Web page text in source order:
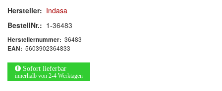
Werkzeug & Maschinen
Reinigen
Arbeitsschutz
Luftfilter
Hersteller: Indasa
BestellNr.: 1-36483
Herstellernummer: 36483
EAN: 5603902364833
Sofort lieferbar
innerhalb von 2-4 Werktagen